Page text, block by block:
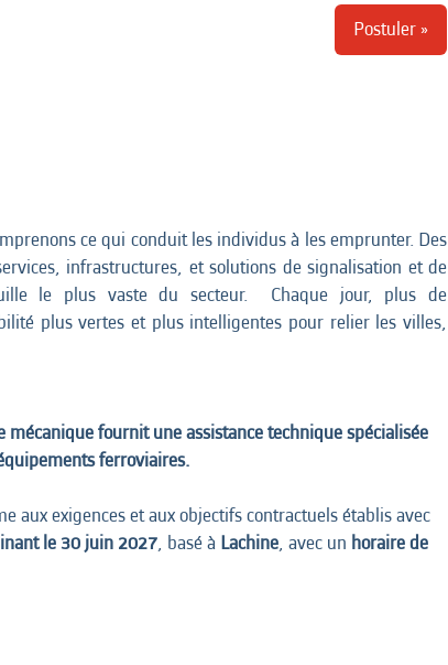
Postuler »
ce qui conduit les individus à les emprunter. Des
infrastructures, et solutions de signalisation et de
le plus vaste du secteur. Chaque jour, plus de
plus vertes et plus intelligentes pour relier les villes,
mécanique fournit une assistance technique spécialisée
ferroviaires.
aux exigences et aux objectifs contractuels établis avec
le 30 juin 2027, basé à Lachine, avec un horaire de